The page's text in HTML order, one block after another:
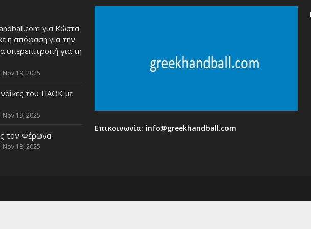
για Κώστα
η απόφαση για την
υπερεπιτροπή για τη
Nov 19, 2025
του ΠΑΟΚ με
Nov 19, 2025
τον Φέρωνα
Nov 18, 2025
Επικοινωνία: info@greekhandball.com